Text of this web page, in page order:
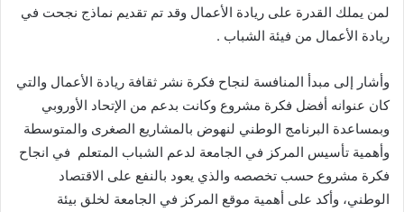
لمن يملك القدرة على ريادة الأعمال وقد تم تقديم نماذج نجحت في
ريادة الأعمال من فيئة الشباب .
وأشار إلى مبدأ المنافسة لنجاح فكرة نشر ثقافة ريادة الأعمال والتي
كان عنوانه أفضل فكرة مشروع وكانت بدعم من الإتحاد الأوروبي
وبمساعدة البرنامج الوطني لنهوض بالمشاريع الصغرى والمتوسطة
وأهمية تأسيس المركز في الجامعة لدعم الشباب المتعلم في انجاح
فكرة مشروع حسب تخصصه والذي يعود بالنفع على الاقتصاد
الوطني، وأكد على أهمية موقع المركز في الجامعة لخلق بيئة